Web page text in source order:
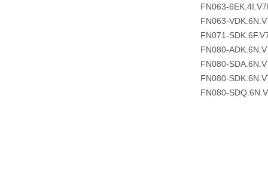
FN063-
FN063-
FN071-
FN080-
FN080-
FN080-
FN080-